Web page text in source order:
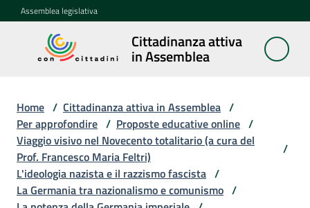
Vai al contenuto
Vai alla navigazione
Vai al footer
Assemblea legislativa
Cittadinanza attiva
in Assemblea
Cittadinanza
attiva in
Concittadini
Porte
aperte
Home / Cittadinanza attiva in Assemblea /
Per approfondire / Proposte educative online /
Viaggio visivo nel Novecento totalitario (a cura del
Prof. Francesco Maria Feltri)
/
L'ideologia nazista e il razzismo fascista /
La Germania tra nazionalismo e comunismo /